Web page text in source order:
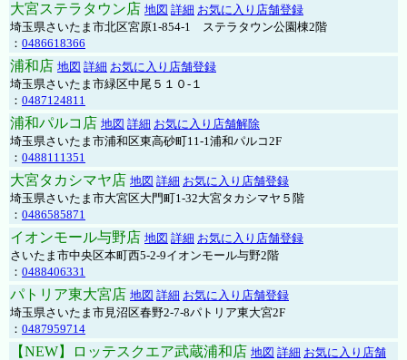
大宮ステラタウン店 地図 詳細 お気に入り店舗登録
埼玉県さいたま市北区宮原1-854-1 ステラタウン公園棟2階
： 0486618366
浦和店 地図 詳細 お気に入り店舗登録
埼玉県さいたま市緑区中尾５１０-１
： 0487124811
浦和パルコ店 地図 詳細 お気に入り店舗解除
埼玉県さいたま市浦和区東高砂町11-1浦和パルコ2F
： 0488111351
大宮タカシマヤ店 地図 詳細 お気に入り店舗登録
埼玉県さいたま市大宮区大門町1-32大宮タカシマヤ５階
： 0486585871
イオンモール与野店 地図 詳細 お気に入り店舗登録
さいたま市中央区本町西5-2-9イオンモール与野2階
： 0488406331
パトリア東大宮店 地図 詳細 お気に入り店舗登録
埼玉県さいたま市見沼区春野2-7-8パトリア東大宮2F
： 0487959714
【NEW】ロッテスクエア武蔵浦和店 地図 詳細 お気に入り店舗